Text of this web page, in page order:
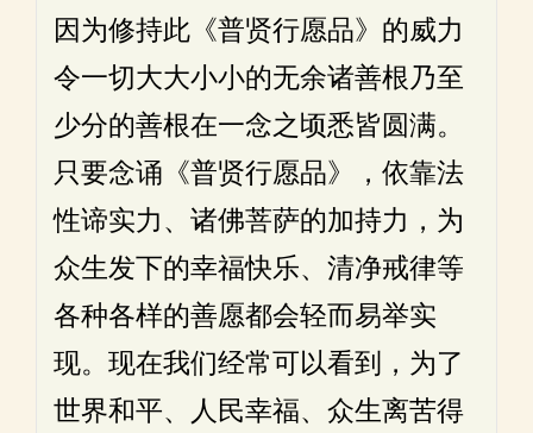
因为修持此《普贤行愿品》的威力
令一切大大小小的无余诸善根乃至
少分的善根在一念之顷悉皆圆满。
只要念诵《普贤行愿品》，依靠法
性谛实力、诸佛菩萨的加持力，为
众生发下的幸福快乐、清净戒律等
各种各样的善愿都会轻而易举实
现。现在我们经常可以看到，为了
世界和平、人民幸福、众生离苦得